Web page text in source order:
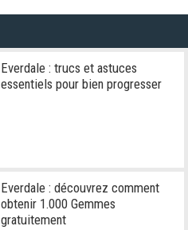
Everdale : trucs et astuces
essentiels pour bien progresser
Everdale : découvrez comment
obtenir 1.000 Gemmes
gratuitement